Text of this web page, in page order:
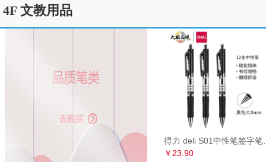
4F 文教用品
￥23.90